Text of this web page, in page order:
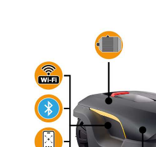
Knochensägen
Kompressoren - elektrisch
Kompressoren für Ernte
Kreiseleggen
Küchenreiben - elektrisch
Kükenaufzuchtboxen
Edilmark
Effeuno
Einhell
Elegen
Energy Gruppi